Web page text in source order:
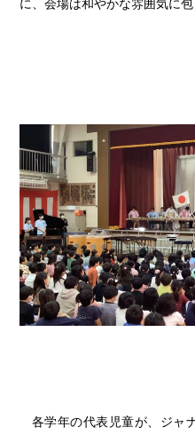
に、会場は和やかな雰囲気に包
各学年の代表児童が、ジャ